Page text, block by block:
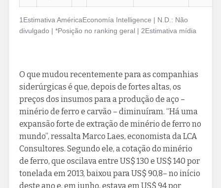
1Estimativa AméricaEconomía Intelligence | N.D.: Não
divulgado | *Posição no ranking geral | 2Estimativa mídia
O que mudou recentemente para as companhias
siderúrgicas é que, depois de fortes altas, os
preços dos insumos para a produção de aço –
minério de ferro e carvão – diminuíram. “Há uma
expansão forte de extração de minério de ferro no
mundo”, ressalta Marco Laes, economista da LCA
Consultores. Segundo ele, a cotação do minério
de ferro, que oscilava entre US$ 130 e US$ 140 por
tonelada em 2013, baixou para US$ 90,8– no início
deste ano e, em junho, estava em US$ 94 por